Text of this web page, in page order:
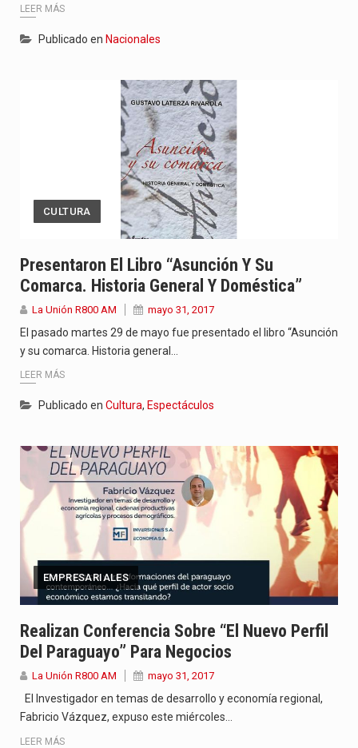
LEER MÁS
Publicado en Nacionales
CULTURA
Presentaron El Libro “Asunción Y Su
Comarca. Historia General Y Doméstica”
La Unión R800 AM mayo 31, 2017
El pasado martes 29 de mayo fue presentado el libro “Asunción
y su comarca. Historia general…
LEER MÁS
Publicado en Cultura, Espectáculos
EMPRESARIALES
Realizan Conferencia Sobre “El Nuevo Perfil
Del Paraguayo” Para Negocios
La Unión R800 AM mayo 31, 2017
El Investigador en temas de desarrollo y economía regional,
Fabricio Vázquez, expuso este miércoles…
LEER MÁS